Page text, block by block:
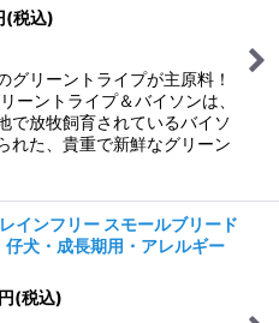
(税込)
グリーントライプが主原料！
ーントライプ＆バイソンは、
で放牧飼育されているバイソ
れた、貴重で新鮮なグリーン
インフリー スモールブリード
仔犬・成長期用・アレルギー
円(税込)